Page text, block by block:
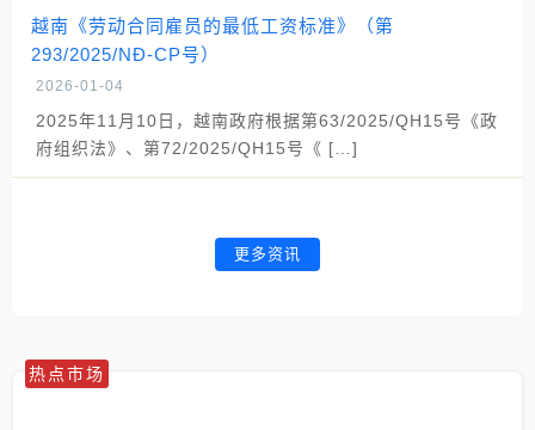
越南《劳动合同雇员的最低工资标准》（第
293/2025/NĐ-CP号）
2026-01-04
2025年11月10日，越南政府根据第63/2025/QH15号《政
府组织法》、第72/2025/QH15号《 […]
更多资讯
热点市场